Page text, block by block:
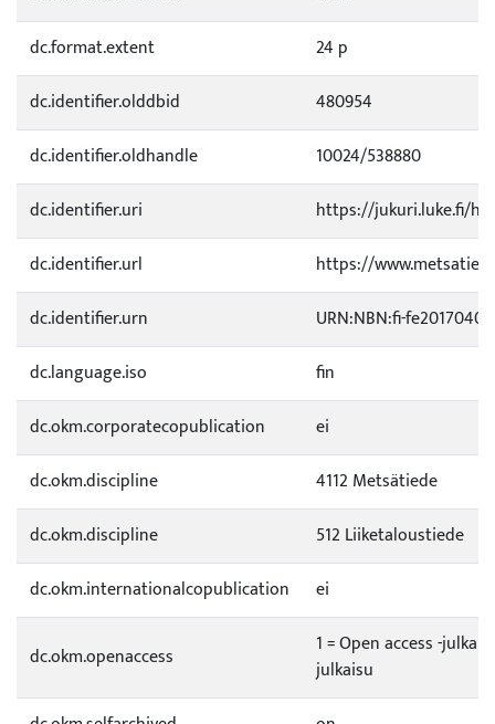
dc.format.extent
24 p
dc.identifier.olddbid
480954
dc.identifier.oldhandle
10024/538880
dc.identifier.uri
https://jukuri.luke.fi/
dc.identifier.url
https://
dc.identifier.urn
URN:NBN:fi-
dc.language.iso
fin
dc.okm.corporatecopublication
ei
dc.okm.discipline
4112 Metsätiede
dc.okm.discipline
512 Liiketaloustiede
dc.okm.internationalcopublication
ei
dc.okm.openaccess
1 = Open access -
julkaisu